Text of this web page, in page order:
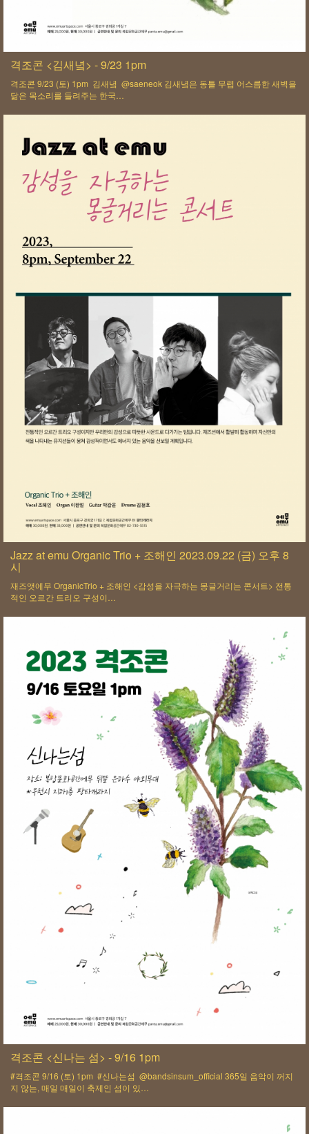
격조콘 <김새녘> - 9/23 1pm
격조콘 9/23 (토) 1pm 김새녘 @saeneok 김새녘은 동틀 무렵 어스름한 새벽을
닮은 목소리를 들려주는 한국…
Jazz at emu Organic Trio + 조해인 2023.09.22 (금) 오후 8
시
재즈앳에무 OrganicTrio + 조해인 <감성을 자극하는 몽글거리는 콘서트> 전통
적인 오르간 트리오 구성이…
격조콘 <신나는 섬> - 9/16 1pm
#격조콘 9/16 (토) 1pm #신나는섬 @bandsinsum_official 365일 음악이 꺼지
지 않는, 매일 매일이 축제인 섬이 있…